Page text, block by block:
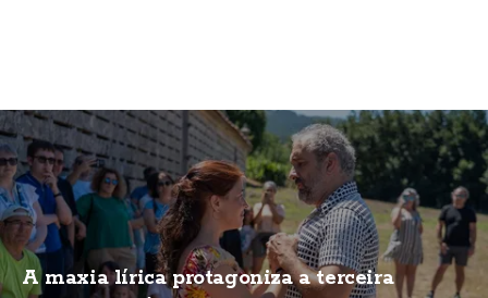
A maxia lírica protagoniza a terceira